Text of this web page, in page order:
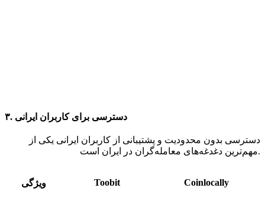
۳. دسترسی برای کاربران ایرانی
دسترسی بدون محدودیت و پشتیبانی از کاربران ایرانی یکی از
مهم‌ترین دغدغه‌های معامله‌گران در ایران است.
ویژگی Toobit Coinlocally